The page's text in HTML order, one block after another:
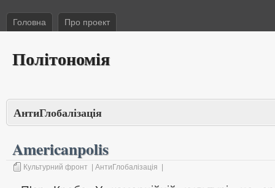
Головна Про проект
Політономія
АнтиГлобалізація
Americanpolis
Культурний фронт АнтиГлобалізація